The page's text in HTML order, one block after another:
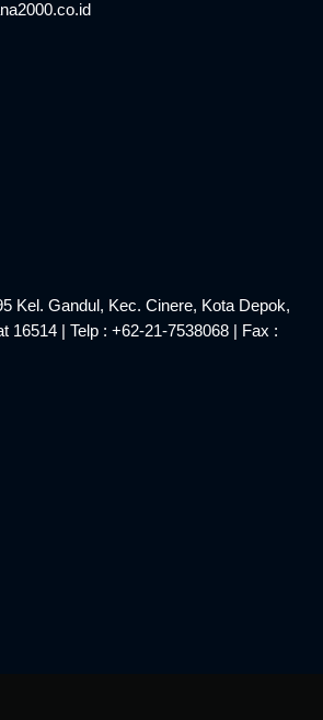
Kel. Gandul, Kec. Cinere, Kota Depok,
16514 | Telp : +62-21-7538068 | Fax :